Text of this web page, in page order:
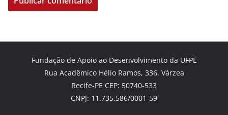
Fundação de Apoio ao Desenvolvimento da UFPE
Rua Acadêmico Hélio Ramos, 336. Várzea
Recife-PE CEP: 50740-533
CNPJ: 11.735.586/0001-59